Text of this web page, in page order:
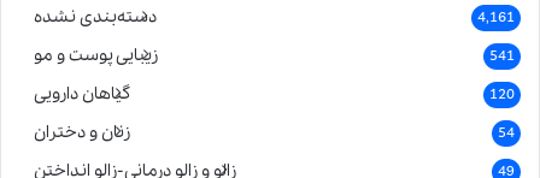
دسته‌بندی نشده 4,161
زیبایی پوست و مو 541
گیاهان دارویی 120
زنان و دختران 54
زالو و زالو درمانی-زالو انداختن 49